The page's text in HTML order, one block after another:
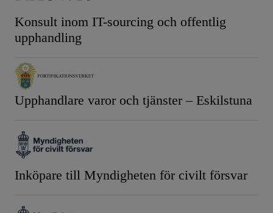
Konsult inom IT-sourcing och offentlig
upphandling
Upphandlare varor och tjänster – Eskilstuna
Inköpare till Myndigheten för civilt försvar